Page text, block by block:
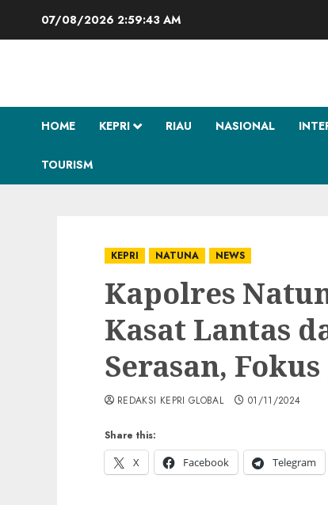
07/08/2026 2:59:44 AM
HOME KEPRI RIAU NASIONAL
TOURISM
KEPRI NATUNA NEWS
Kapolres
Kasat Lantas
Serasan,
Share this:
X
Facebook Telegram
REDAKSI KEPRI GLOBAL 01/11/2024